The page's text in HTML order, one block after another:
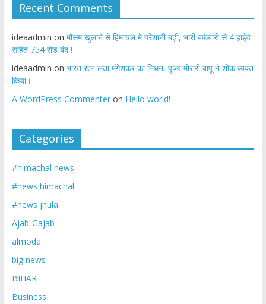
Recent Comments
ideaadmin on मौसम खुलाने से हिमाचल मे परेशानी बढ़ी, भारी बर्फबारी से 4 हाईवे
सहित 754 रोड बंद !
ideaadmin on भारत रत्न लता मंगेशकर का निधन, पूज्य मोरारी बापू ने शोक व्यक्त
किया।
A WordPress Commenteron Hello world!
Categories
#himachal news
#news himachal
#news jhula
Ajab-Gajab
almoda.
big news
BIHAR
Business